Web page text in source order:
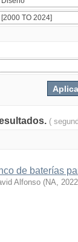
(
de baterías
Alfonso (NA,